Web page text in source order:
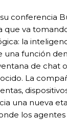
conferencia
que va
la
una función
de chat
La
una nueva
los